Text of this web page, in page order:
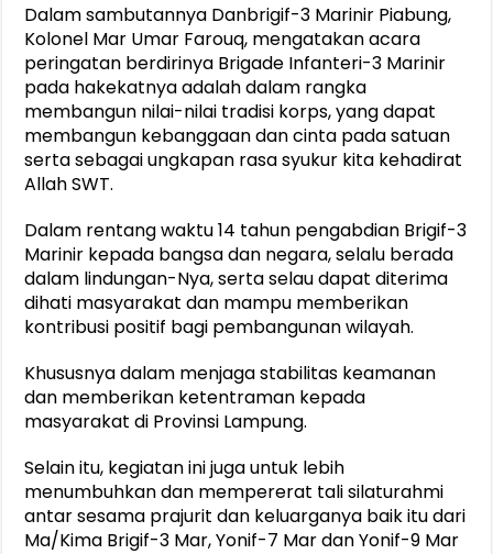
Dalam sambutannya Danbrigif-3 Marinir Piabung,
Kolonel Mar Umar Farouq, mengatakan acara
peringatan berdirinya Brigade Infanteri-3 Marinir
pada hakekatnya adalah dalam rangka
membangun nilai-nilai tradisi korps, yang dapat
membangun kebanggaan dan cinta pada satuan
serta sebagai ungkapan rasa syukur kita kehadirat
Allah SWT.
Dalam rentang waktu 14 tahun pengabdian Brigif-3
Marinir kepada bangsa dan negara, selalu berada
dalam lindungan-Nya, serta selau dapat diterima
dihati masyarakat dan mampu memberikan
kontribusi positif bagi pembangunan wilayah.
Khususnya dalam menjaga stabilitas keamanan
dan memberikan ketentraman kepada
masyarakat di Provinsi Lampung.
Selain itu, kegiatan ini juga untuk lebih
menumbuhkan dan mempererat tali silaturahmi
antar sesama prajurit dan keluarganya baik itu dari
Ma/Kima Brigif-3 Mar, Yonif-7 Mar dan Yonif-9 Mar